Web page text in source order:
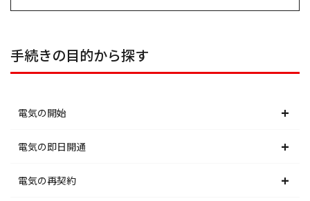
手続きの目的から探す
電気の開始
北海道電力エリア
東北電力エリア
電気の即日開通
北海道電力エリア
電気の再契約